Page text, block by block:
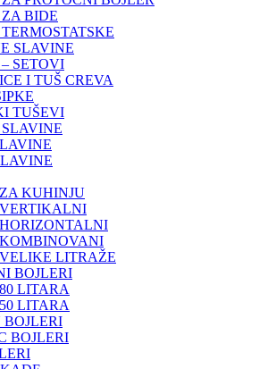
BIDE
SLAVINE
SETOVI
I TUŠ CREVA
TUŠEVI
KUHINJU
LITRAŽE
BOJLERI
LITARA
LITARA
BOJLERI
BOJLERI